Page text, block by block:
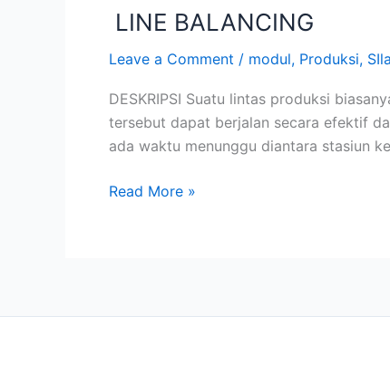
LINE BALANCING
Leave a Comment / modul, Produksi,
DESKRIPSI Suatu lintas produksi
tersebut dapat berjalan secara efektif
ada waktu menunggu diantara stasiun
Read More »